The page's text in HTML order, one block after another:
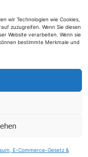
wir Technologien wie Cookies,
zuzugreifen. Wenn Sie diesen
Website verarbeiten. Wenn sie
bestimmte Merkmale und
E-Commerce-Gesetz &
Schule. Wie
eine
Ost-Region
825.-) zu
beim Kauf
im